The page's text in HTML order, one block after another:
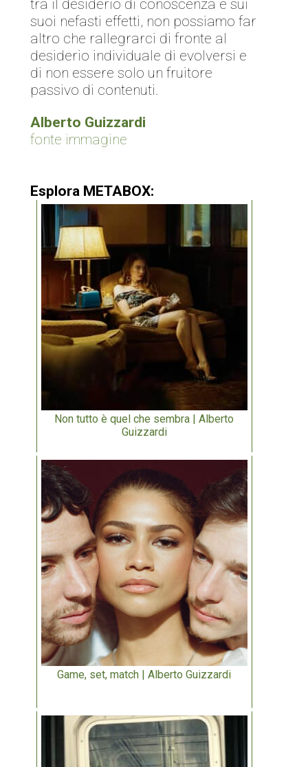
tra il desiderio di conoscenza e sui
suoi nefasti effetti, non possiamo far
altro che rallegrarci di fronte al
desiderio individuale di evolversi e
di non essere solo un fruitore
passivo di contenuti.
Alberto Guizzardi
fonte immagine
Esplora METABOX:
Non tutto è quel che sembra | Alberto
Guizzardi
Game, set, match | Alberto Guizzardi